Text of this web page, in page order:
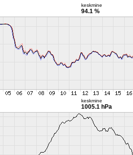
keskmine
94.1 %
keskmine
1005.1 hPa